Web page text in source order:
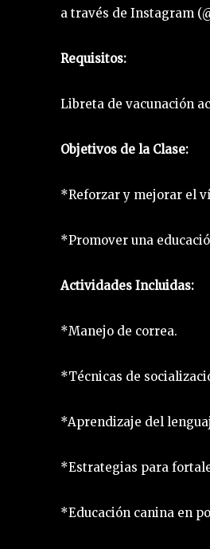
a través de Instagram
Requisitos:
Libreta de vacunación
Objetivos de la Clase:
*Reforzar y mejorar el
*Promover una
Actividades Incluidas:
*Manejo de correa.
*Técnicas de
*Aprendizaje del
*Estrategias para
*Educación canina en